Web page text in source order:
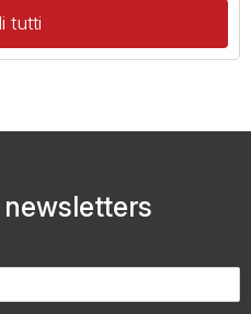
tutti